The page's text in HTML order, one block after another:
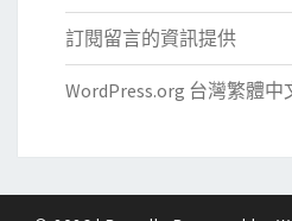
訂閱留言的資訊提供
WordPress.org 台灣繁體中